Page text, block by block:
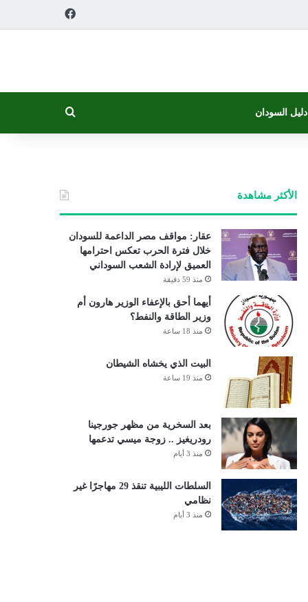
دليل السودان
الأكثر مشاهدة
عقار: مواقف مصر الداعمة للسودان
خلال فترة الحرب تعكس احترامها
العميق لإرادة الشعب السوداني
منذ 59 دقيقة
أيهما أحق بالإعفاء الوزير هارون أم
وزير الطاقة والنفط؟
منذ 18 ساعة
البيت الذي يخشاه الشيطان
منذ 19 ساعة
بعد السخرية من مظهر جورجينا
رودريغيز .. زوجة ميسي تدعمها
منذ 3 أيام
السلطات الليبية تنقذ 29 مهاجرًا غير
نظامي
منذ 3 أيام